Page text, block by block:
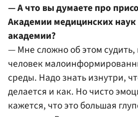
— А что вы думаете про
Академии медицинских
академии?
— Мне сложно об этом судить,
человек
среды. Надо знать изнутри,
делается и как. Но чисто
кажется, что это большая